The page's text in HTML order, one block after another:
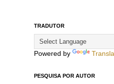
TRADUTOR
Powered by
PESQUISA POR AUTOR